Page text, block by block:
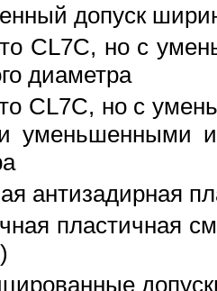
допуск
CL7C, но с
диаметра
CL7C, но с
уменьшенными
антизадирная
пластичная